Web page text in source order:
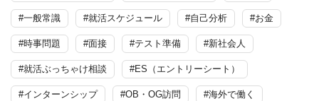
#一般常識 #就活スケジュール #自己分析 #お金
#時事問題 #面接 #テスト準備 #新社会人
#就活ぶっちゃけ相談 #ES（エントリーシート）
#インターンシップ #OB・OG訪問 #海外で働く